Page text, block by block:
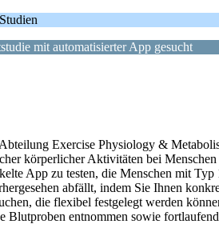
mit automatisierter App gesucht
Exercise Physiology &
körperlicher Aktivitäten bei
App zu testen, die Menschen mit
abfällt, indem Sie Ihnen
die flexibel festgelegt werden
Blutproben entnommen sowie